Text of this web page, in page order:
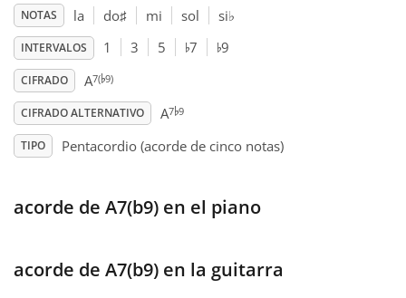
Español
Français
한국어
NOTAS la do♯ mi sol si♭
INTERVALOS 1 3 5 ♭7 ♭9
CIFRADO A7(♭9)
CIFRADO ALTERNATIVO A7♭9
TIPO Pentacordio (acorde de cinco notas)
acorde de A7(b9) en el piano
acorde de A7(b9) en la guitarra